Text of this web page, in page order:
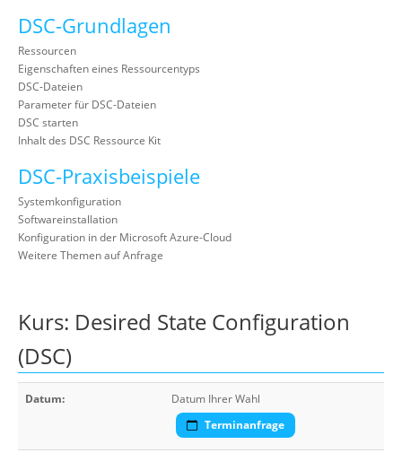
DSC-Grundlagen
Ressourcen
Eigenschaften eines Ressourcentyps
DSC-Dateien
Parameter für DSC-Dateien
DSC starten
Inhalt des DSC Ressource Kit
DSC-Praxisbeispiele
Systemkonfiguration
Softwareinstallation
Konfiguration in der Microsoft Azure-Cloud
Weitere Themen auf Anfrage
Kurs: Desired State Configuration
(DSC)
Datum:
Datum Ihrer Wahl
Terminanfrage